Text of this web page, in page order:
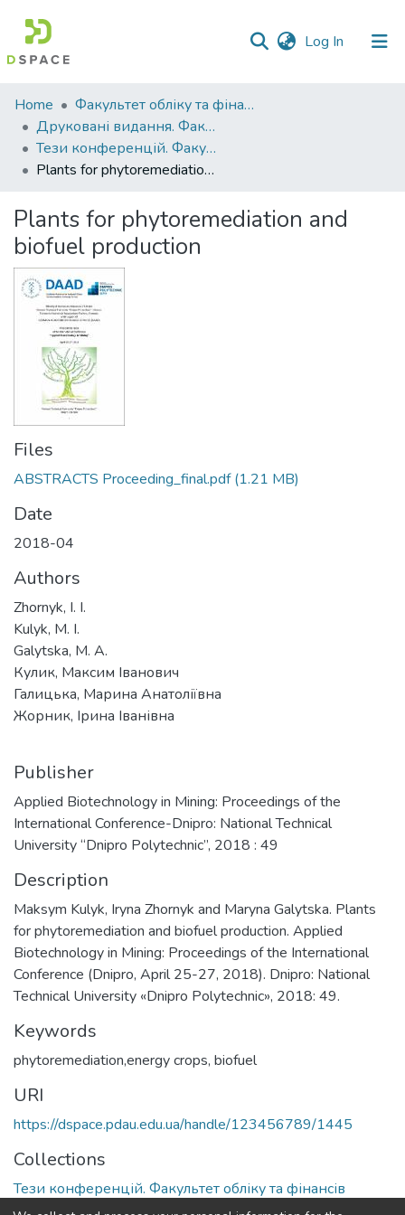
Log In (current)
Communities
&
Collections
All of DSpace
Statistics
Home
Факультет обліку та фінансів
Друковані видання. Факультет обліку та фінансів
Тези конференцій. Факультет обліку та фінансів
Plants for phytoremediation and biofuel production
Plants for phytoremediation and
biofuel production
Files
ABSTRACTS Proceeding_final.pdf(1.21 MB)
Date
2018-04
Authors
Zhornyk, I. I.
Kulyk, M. I.
Galytska, M. A.
Кулик, Максим Іванович
Галицька, Марина Анатоліївна
Жорник, Ірина Іванівна
Publisher
Applied Biotechnology in Mining: Proceedings of the
International Conference-Dnipro: National Technical
University “Dnipro Polytechnic”, 2018 : 49
Description
Maksym Kulyk, Iryna Zhornyk and Maryna Galytska. Plants
for phytoremediation and biofuel production. Applied
Biotechnology in Mining: Proceedings of the International
Conference (Dnipro, April 25-27, 2018). Dnipro: National
Technical University «Dnipro Polytechnic», 2018: 49.
Keywords
phytoremediation,energy crops, biofuel
URI
https://dspace.pdau.edu.ua/handle/123456789/1445
Collections
Тези конференцій. Факультет обліку та фінансів